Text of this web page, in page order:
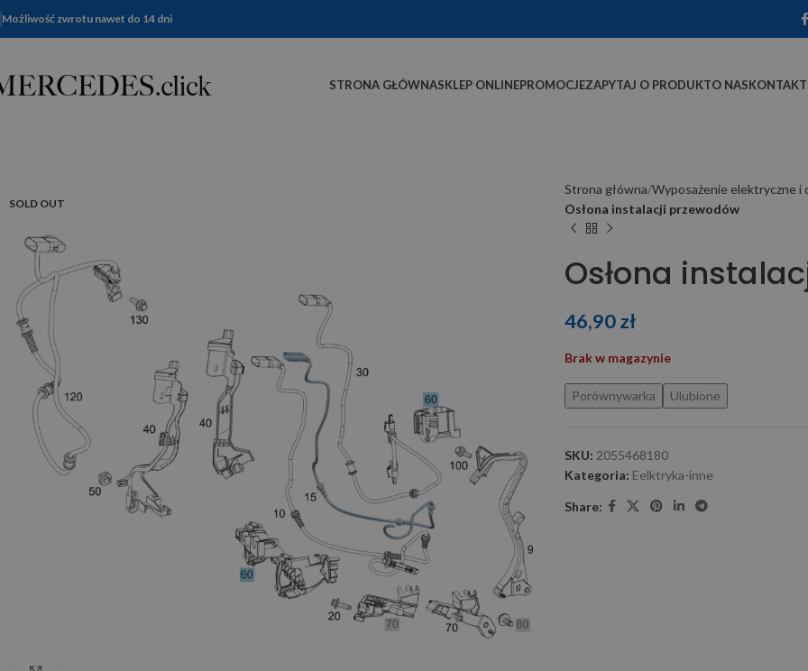
Możliwość zwrotu nawet do 14 dni
STRONA GŁÓWNASKLEP ONLINEPROMOCJEZAPYTAJ O PRODUKTO NASKONTAKT
SOLD OUT
Strona główna Wyposażenie elektryczne i
Osłona instalacji przewodów
Osłona
46,90zł
Brak w magazynie
Porównywarka Ulubione
SKU: 2055468180
Kategoria: Eelktryka-inne
Share: